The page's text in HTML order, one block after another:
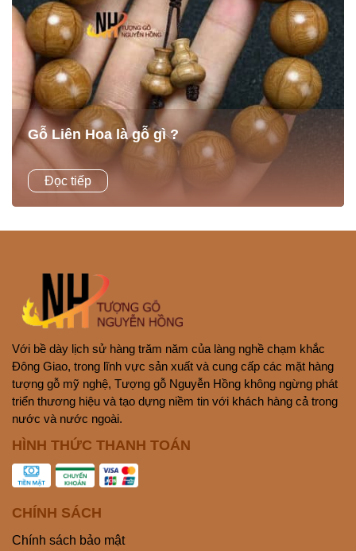
Gỗ Liên Hoa là gỗ gì ?
Gỗ Liên Hoa là gỗ gì ? Tại sao dòng gỗ này lại được ưa
chuộng làm vòng đến như vậy ? Mời anh chị em cùng
Đọc tiếp
Với bề dày lịch sử hàng trăm năm của làng nghề chạm khắc
Đông Giao, trong lĩnh vực sản xuất và cung cấp các mặt hàng
tượng gỗ mỹ nghệ, Tượng gỗ Nguyễn Hồng không ngừng phát
triển thương hiệu và tạo dựng niềm tin với khách hàng cả trong
nước và nước ngoài.
HÌNH THỨC THANH TOÁN
CHÍNH SÁCH
Chính sách bảo mật